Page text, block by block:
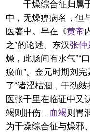
干燥综合征归属
中，无燥痹病名，但
医著中。早在《黄帝
之”的论述。东汉张仲
燥，此肠间有水气
瘀血”。金元时期刘
了“诸涩枯涸，干劲
医张千里在临证中又
竭则肝伤， 血竭则胃
为干燥综合征与燥邪